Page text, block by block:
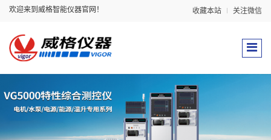
欢迎来到威格智能仪器官网！ 收藏本站 关注微信